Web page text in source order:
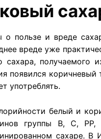
о пользе и вреде
вреде уже
сахара, получаемого
появился
употреблять.
белый и
группы B, С,
сахаре. В